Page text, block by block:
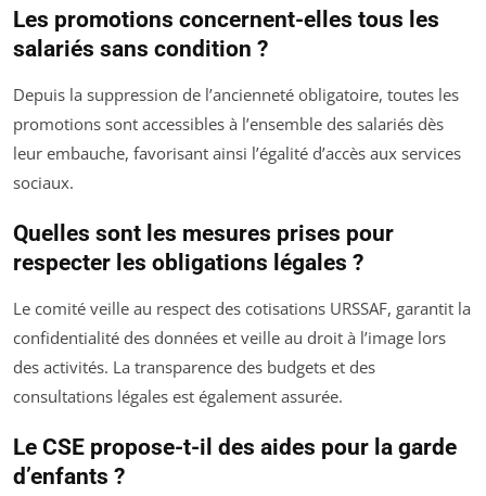
Les promotions concernent-elles tous les
salariés sans condition ?
Depuis la suppression de l’ancienneté obligatoire, toutes les
promotions sont accessibles à l’ensemble des salariés dès
leur embauche, favorisant ainsi l’égalité d’accès aux services
sociaux.
Quelles sont les mesures prises pour
respecter les obligations légales ?
Le comité veille au respect des cotisations URSSAF, garantit la
confidentialité des données et veille au droit à l’image lors
des activités. La transparence des budgets et des
consultations légales est également assurée.
Le CSE propose-t-il des aides pour la garde
d’enfants ?